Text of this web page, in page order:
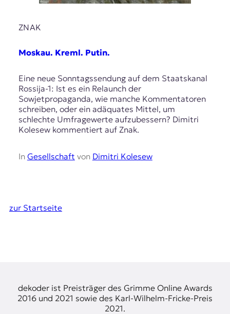
ZNAK
Moskau. Kreml. Putin.
Eine neue Sonntagssendung auf dem Staatskanal
Rossija-1: Ist es ein Relaunch der
Sowjetpropaganda, wie manche Kommentatoren
schreiben, oder ein adäquates Mittel, um
schlechte Umfragewerte aufzubessern? Dimitri
Kolesew kommentiert auf Znak.
In Gesellschaft von Dimitri Kolesew
zur Startseite
dekoder ist Preisträger des Grimme Online Awards
2016 und 2021 sowie des Karl-Wilhelm-Fricke-Preis
2021.